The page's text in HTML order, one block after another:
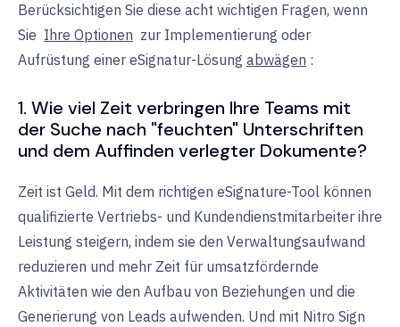
Berücksichtigen Sie diese acht wichtigen Fragen, wenn
Sie Ihre Optionen zur Implementierung oder
Aufrüstung einer eSignatur-Lösung abwägen :
1. Wie viel Zeit verbringen Ihre Teams mit
der Suche nach "feuchten" Unterschriften
und dem Auffinden verlegter Dokumente?
Zeit ist Geld. Mit dem richtigen eSignature-Tool können
qualifizierte Vertriebs- und Kundendienstmitarbeiter ihre
Leistung steigern, indem sie den Verwaltungsaufwand
reduzieren und mehr Zeit für umsatzfördernde
Aktivitäten wie den Aufbau von Beziehungen und die
Generierung von Leads aufwenden. Und mit Nitro Sign